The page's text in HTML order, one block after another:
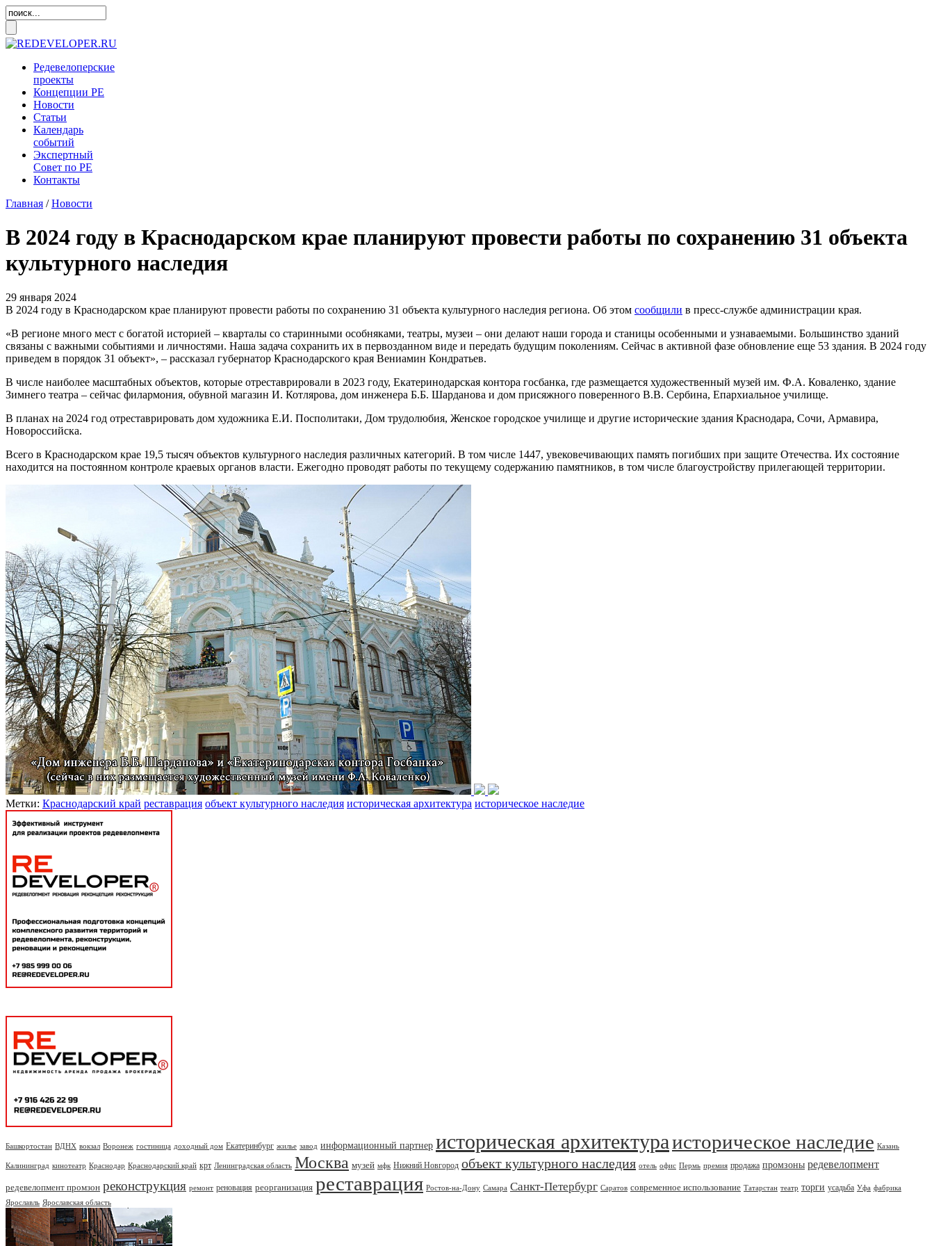
Редевелоперские
проекты
Концепции РЕ
Новости
Статьи
Календарь
событий
Экспертный
Совет по РЕ
Контакты
Главная /Новости
В 2024 году в Краснодарском крае планируют провести работы по сохранению 31 объекта
культурного наследия
29 января 2024
В 2024 году в Краснодарском крае планируют провести работы по сохранению 31 объекта культурного наследия региона. Об этом сообщили в пресс-службе администрации края.
«В регионе много мест с богатой историей – кварталы со старинными особняками, театры, музеи – они делают наши города и станицы особенными и узнаваемыми. Большинство зданий
связаны с важными событиями и личностями. Наша задача сохранить их в первозданном виде и передать будущим поколениям. Сейчас в активной фазе обновление еще 53 здания. В 2024 году
приведем в порядок 31 объект», – рассказал губернатор Краснодарского края Вениамин Кондратьев.
В числе наиболее масштабных объектов, которые отреставрировали в 2023 году, Екатеринодарская контора госбанка, где размещается художественный музей им. Ф.А. Коваленко, здание
Зимнего театра – сейчас филармония, обувной магазин И. Котлярова, дом инженера Б.Б. Шарданова и дом присяжного поверенного В.В. Сербина, Епархиальное училище.
В планах на 2024 год отреставрировать дом художника Е.И. Посполитаки, Дом трудолюбия, Женское городское училище и другие исторические здания Краснодара, Сочи, Армавира,
Новороссийска.
Всего в Краснодарском крае 19,5 тысяч объектов культурного наследия различных категорий. В том числе 1447, увековечивающих память погибших при защите Отечества. Их состояние
находится на постоянном контроле краевых органов власти. Ежегодно проводят работы по текущему содержанию памятников, в том числе благоустройству прилегающей территории.
Метки: Краснодарский край реставрация объект культурного наследия историческая архитектура историческое наследие
Башкортостан ВДНХ вокзал Воронеж гостиница доходный дом Екатеринбург жилье завод информационный партнер историческая архитектураисторическое наследие Казань
Калининград кинотеатр Краснодар Краснодарский край крт Ленинградская область Москва музей мфк Нижний Новгород объект культурного наследия отель офис Пермь премия продажа промзоны редевелопмент
редевелопмент промзон реконструкция ремонт реновация реорганизация реставрация Ростов-на-Дону Самара Санкт-Петербург Саратов современное использование Татарстан театр торги усадьба Уфа фабрика
Ярославль Ярославская область